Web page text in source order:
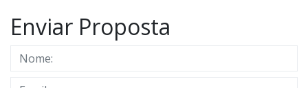
Enviar Proposta